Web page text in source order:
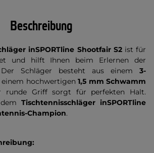
Beschreibung
inSPORTline Shootfair S2 ist für
und hilft Ihnen beim Erlernen der
Der Schläger besteht aus einem 3-
einem hochwertigen 1,5 mm Schwamm
runde Griff sorgt für perfekten Halt.
Tischtennisschläger inSPORTline
Champion.